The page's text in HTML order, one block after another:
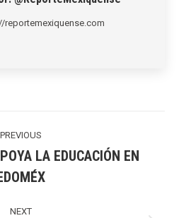
reportemexiquense.com
PREVIOUS
Previous
post:
LA EDUCACIÓN EN
NEXT